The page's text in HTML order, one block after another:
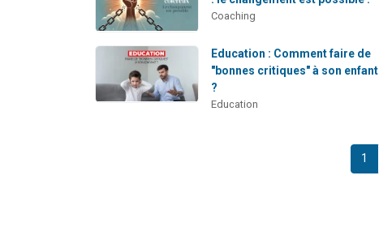
Coaching
Education : Comment faire de
"bonnes critiques" à son enfant
?
Education
1